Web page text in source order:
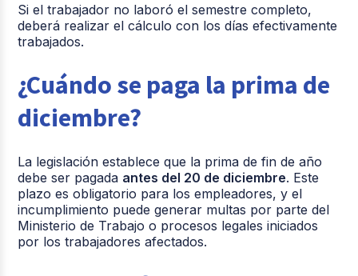
Si el trabajador no laboró el semestre completo,
deberá realizar el cálculo con los días efectivamente
trabajados.
¿Cuándo se paga la prima de
diciembre?
La legislación establece que la prima de fin de año
debe ser pagada antes del 20 de diciembre. Este
plazo es obligatorio para los empleadores, y el
incumplimiento puede generar multas por parte del
Ministerio de Trabajo o procesos legales iniciados
por los trabajadores afectados.